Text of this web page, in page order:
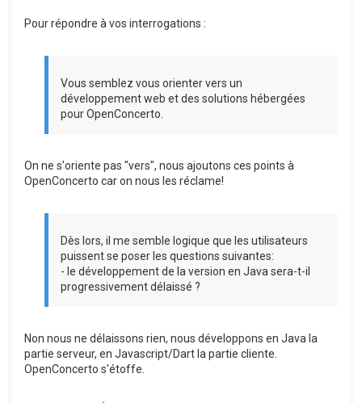
Pour répondre à vos interrogations :
Vous semblez vous orienter vers un
développement web et des solutions hébergées
pour OpenConcerto.
On ne s'oriente pas "vers", nous ajoutons ces points à
OpenConcerto car on nous les réclame!
Dès lors, il me semble logique que les utilisateurs
puissent se poser les questions suivantes:
- le développement de la version en Java sera-t-il
progressivement délaissé ?
Non nous ne délaissons rien, nous développons en Java la
partie serveur, en Javascript/Dart la partie cliente.
OpenConcerto s'étoffe.